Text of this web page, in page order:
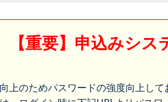
【重要】申込みシ
のためパスワードの強度向上して